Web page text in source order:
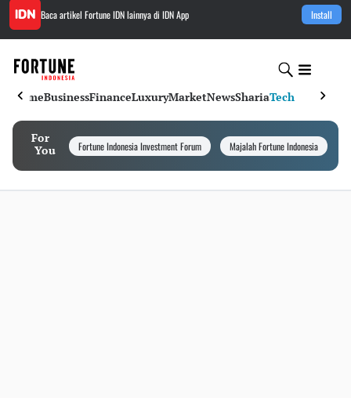
Baca artikel Fortune IDNlainnya di IDN App Install
HomeBusinessFinanceLuxuryMarketNewsShariaTech
For
You
Fortune Indonesia Investment Forum Majalah Fortune Indonesia